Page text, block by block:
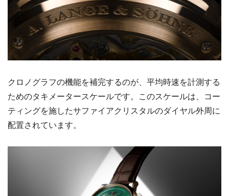
クロノグラフの機能を補完するのが、平均時速を計測する
ためのタキメータースケールです。このスケールは、コー
ティングを施したサファイアクリスタルのダイヤル外周に
配置されています。